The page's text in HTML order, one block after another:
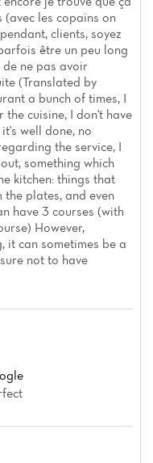
(avec les copains on
clients, soyez
être un peu long
de ne pas avoir
(Translated by
a bunch of times, I
cuisine, I don't have
well done, no
the service, I
something which
kitchen: things that
plates, and even
have 3 courses (with
However,
it can sometimes be a
not to have